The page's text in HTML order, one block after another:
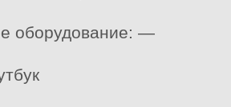
оборудование: —